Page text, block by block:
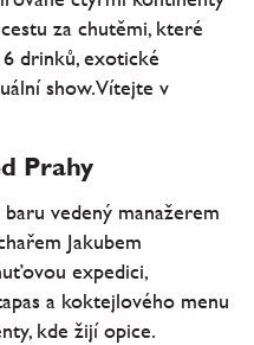
za chutěmi, které
drinků, exotické
show. Vítejte v
Prahy
vedený manažerem
Jakubem
expedici,
a koktejlového menu
kde žijí opice.